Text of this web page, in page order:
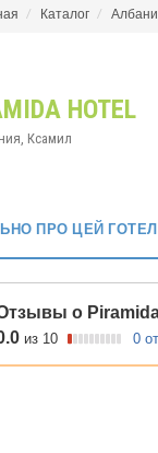
Каталог
HOTEL
Ксамил
ПРО ЦЕЙ